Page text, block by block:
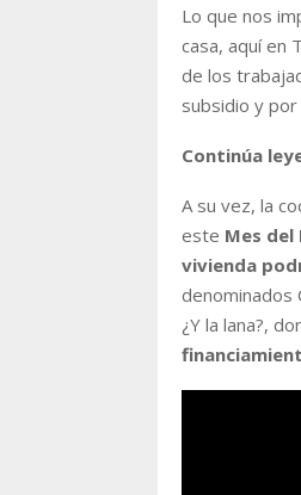
Lo que nos
casa, aquí en
de los
subsidio y
Continúa
A su vez, la
este Mes
vivienda
denominados
¿Y la lana?,